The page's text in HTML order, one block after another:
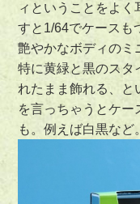
ィということをよ
すと1/64でケースも
艶やかなボディのミ
特に黄緑と黒のスタ
れたまま飾れる、と
を言っちゃうとケー
も。例えば白黒など。